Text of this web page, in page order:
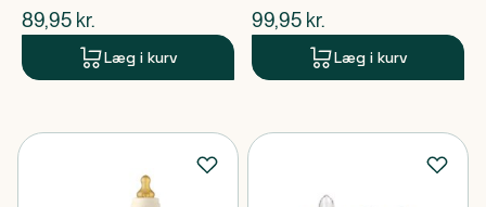
$nuværende pris
89,95 kr.
Læg i kurv
$nuværende pris
99,95 kr.
Læg i kurv